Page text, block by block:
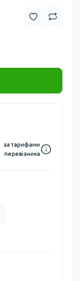
за тарифами
перевізника